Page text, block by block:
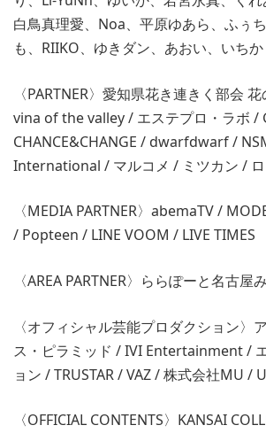
白鳥真理愛、Noa、平原ゆあら、ふぅ
も、RIIKO、ゆきダン、あおい、いちか
〈PARTNER〉愛知県花き連きく部会
vina of the valley / エステプロ・ラボ /
CHANCE&CHANGE / dwarfdwarf /
International / マルコメ / ミツカン /
〈MEDIA PARTNER〉abemaTV /
/ Popteen / LINE VOOM / LIVE TIMES
〈AREA PARTNER〉ららぽーと名古屋
〈オフィシャル芸能プロダクション〉
ス・ピラミッド / IVI Entertainment /
ョン / TRUSTAR / VAZ / 株式会社MU /
〈OFFICIAL CONTENTS〉KANSAI